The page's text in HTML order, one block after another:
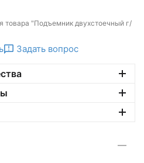
товара "Подъемник двухстоечный г/
Задать вопрос